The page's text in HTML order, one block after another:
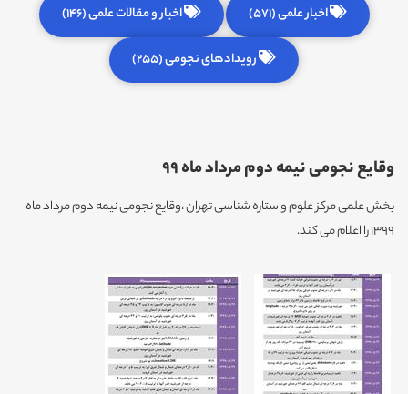
اخبار علمی (571) اخبار و مقالات علمی (146)
رویدادهای نجومی (255)
وقایع نجومی نیمه دوم مرداد ماه 99
بخش علمی مرکز علوم و ستاره شناسی تهران ،وقایع نجومی نیمه دوم مرداد ماه
1399 را اعلام می کند.